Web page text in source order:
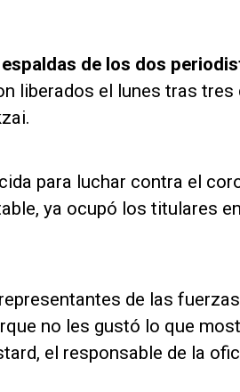
de los dos
liberados el lunes tras tres
para luchar contra el
ya ocupó los titulares
de las
no les gustó lo que
el responsable de la